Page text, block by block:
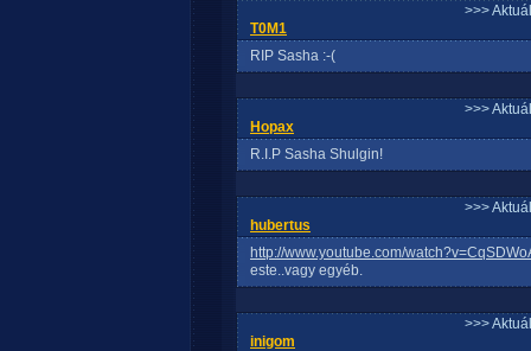
>>>
T0M1
RIP Sasha :-(
>>>
Hopax
R.I.P Sasha Shulgin!
>>>
hubertus
http://www.youtube.com/
este..vagy egyéb.
>>>
inigom